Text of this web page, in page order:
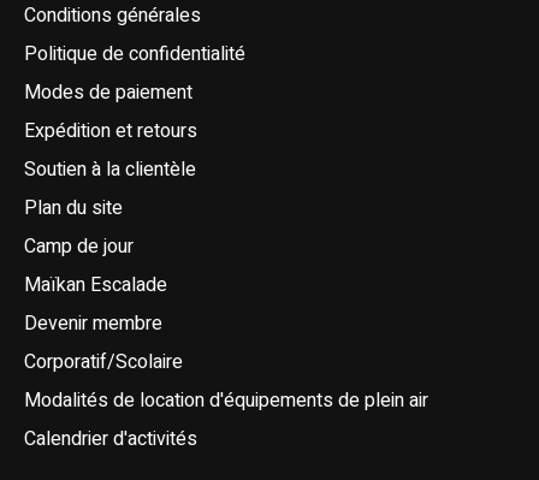
Conditions générales
Politique de confidentialité
Modes de paiement
Expédition et retours
Soutien à la clientèle
Plan du site
Camp de jour
Maïkan Escalade
Devenir membre
Corporatif/Scolaire
Modalités de location d'équipements de plein air
Calendrier d'activités